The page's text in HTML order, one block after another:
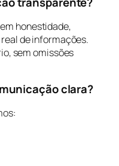
honestidade,
de informações.
sem omissões
clara?